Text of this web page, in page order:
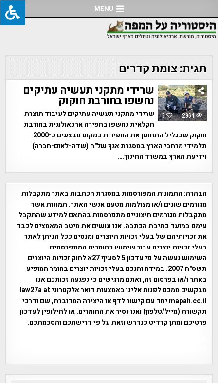
to
content
MENU
תגית:צומת קדרים
5 2964
שרידי מתקני תעשיה עתיקים
נחשפו בחורבת חוקוק
שרידי מתקני תעשיה עתיקים לעיבוד תוצרת
חקלאית נחשפו בחפירה ארכאולוגית בחורבת
חוקוק שבגליל התחתון את החפירות במקום מבצעים כ-2000
תלמידי מרחבי הארץ במסגרת אגף של"ח (שדה-לאום-חברה)
וידיעת הארץ במשרד החינוך….
הבהרה: התמונות המפורסמות במסגרת הכתבות באתר מתקבלות
מגורמים שונים ו/או מצולמות מטעם אנשי האתר. תמונות אשר
מתקבלות מגורמים חיצוניים מתפרסמות בהתאם למידע שהתקבל
עימם במועד כתיבת הכתבה. אנו עושים את מיטב המאמצים לכבד
את זכויותיהם של בעלי זכויות היוצרים ומנסים ככל הניתן לאתר
בעלי זכויות יוצרים עבור שימוש בחומרים המתפרסמים.
השימוש נעשה על פי עדכון 5 לסעיף 27א לחוק זכויות היוצרים
תשס"ח 2007. במידה והנכם בעלי זכויות יוצרים בחומר המופיע
באתר ו/או בפרסום זה, ואתם מרגישים כי נפגעה זכותכם אנו
מבקשים ממכם לפנות אלינו באמצעות דואר אלקטרוני law27a at
mapah.co.il יחד עם קישור לדף או היצירה המדוברת, שם ודרכי
תקשורת (מייל/טלפון) ואנו נסיר את החומרים. או לחילופין לעדכון
פרטיכם ומתן קרדיט כנדרש וזאת על פי דרישתכם והסכמתכם.